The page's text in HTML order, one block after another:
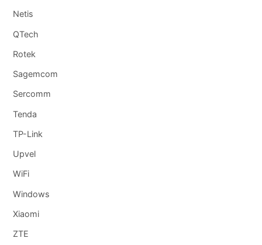
Netis
QTech
Rotek
Sagemcom
Sercomm
Tenda
TP-Link
Upvel
WiFi
Windows
Xiaomi
ZTE